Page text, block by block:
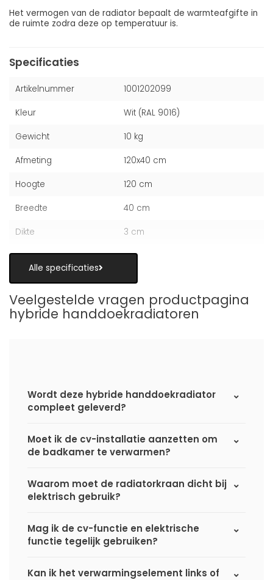
Het vermogen van de radiator bepaalt de warmteafgifte in
de ruimte zodra deze op temperatuur is.
Specificaties
Artikelnummer 1001202099
Kleur Wit (RAL 9016)
Gewicht 10 kg
Afmeting 120x40 cm
Hoogte 120 cm
Breedte 40 cm
Dikte 3 cm
Alle specificaties
Veelgestelde vragen productpagina
hybride handdoekradiatoren
Wordt deze hybride handdoekradiator
compleet geleverd?
Moet ik de cv-installatie aanzetten om
de badkamer te verwarmen?
Waarom moet de radiatorkraan dicht bij
elektrisch gebruik?
Mag ik de cv-functie en elektrische
functie tegelijk gebruiken?
Kan ik het verwarmingselement links of